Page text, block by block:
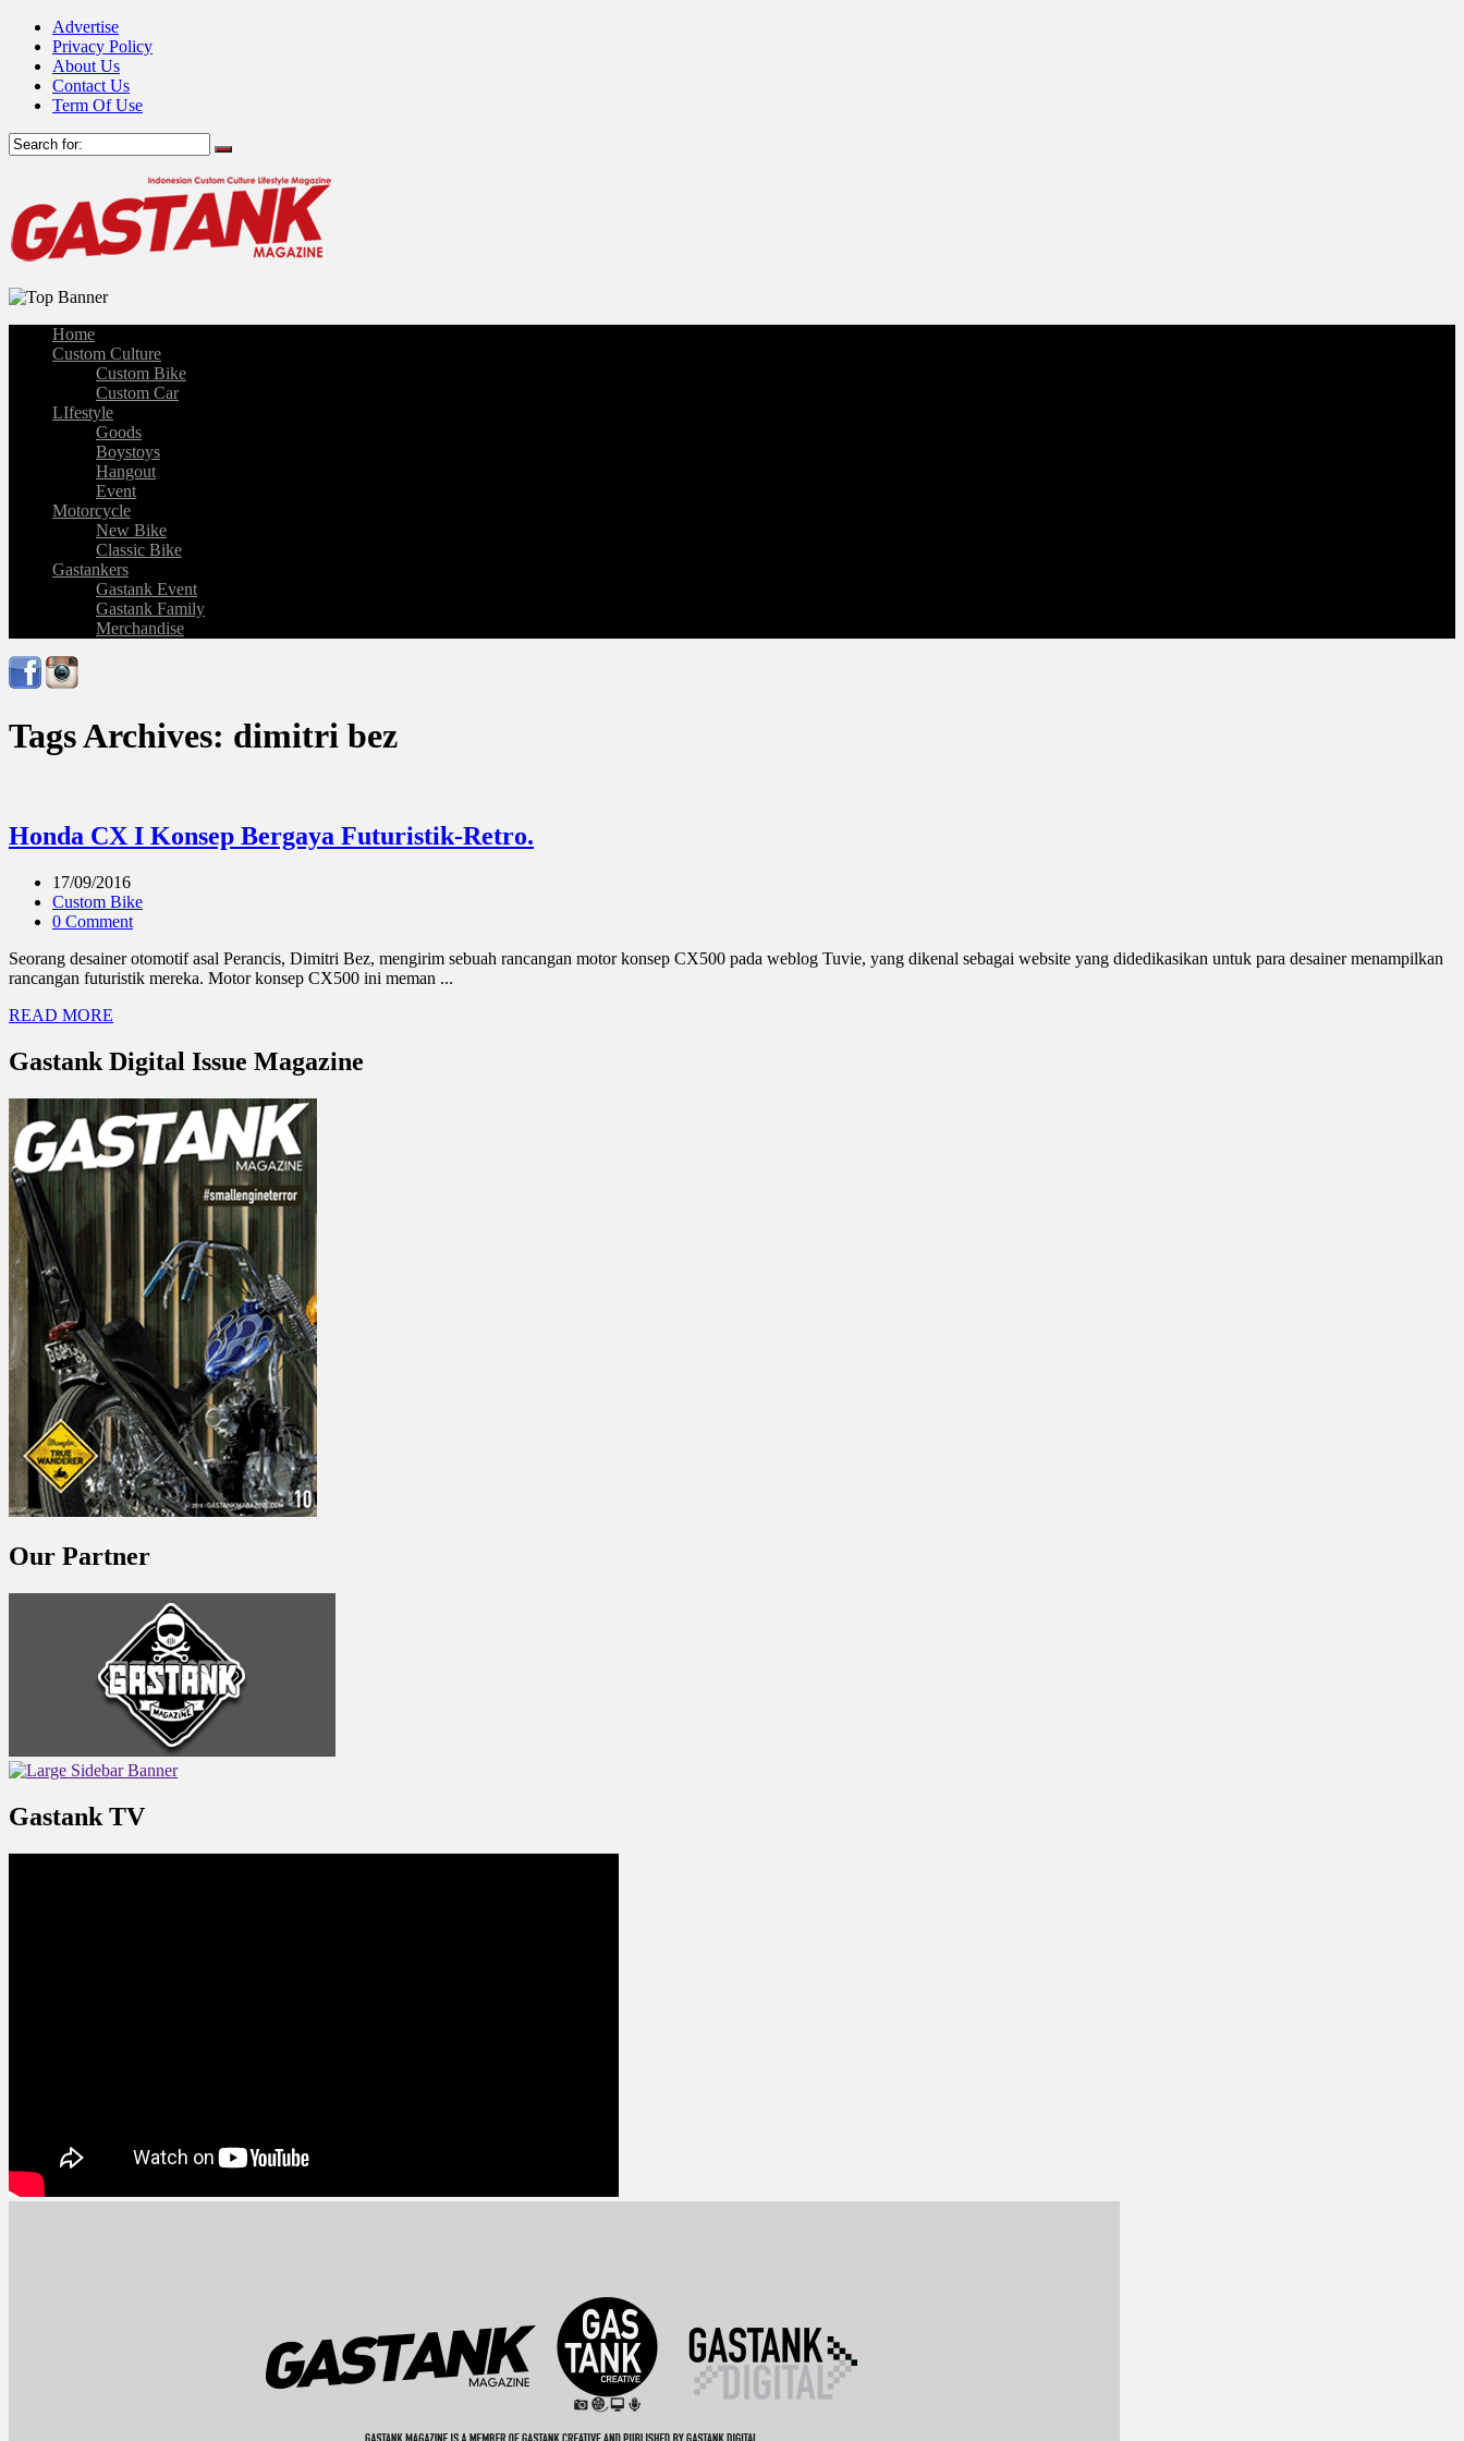
Advertise
Privacy Policy
About Us
Contact Us
Term Of Use
Home
Custom Culture
Custom Bike
Custom Car
LIfestyle
Goods
Boystoys
Hangout
Event
Motorcycle
New Bike
Classic Bike
Gastankers
Gastank Event
Gastank Family
Merchandise
Tags Archives: dimitri bez
Honda CX I Konsep Bergaya Futuristik-Retro.
17/09/2016
Custom Bike
0 Comment
Seorang desainer otomotif asal Perancis, Dimitri Bez, mengirim sebuah rancangan motor konsep CX500 pada weblog Tuvie, yang dikenal sebagai website yang didedikasikan untuk para desainer menampilkan
rancangan futuristik mereka. Motor konsep CX500 ini meman ...
READ MORE
Gastank Digital Issue Magazine
Our Partner
Gastank TV